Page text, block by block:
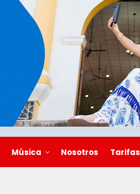
Música Nosotros Tarifas